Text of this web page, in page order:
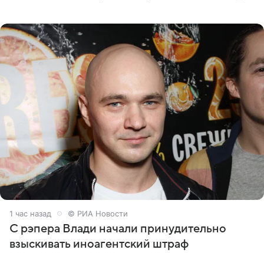
1 час назад © РИА Новости
С рэпера Влади начали принудительно
взыскивать иноагентский штраф